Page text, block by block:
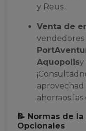
y Reus.
Venta de
vendedores
Aquopolisy
aprovechad
ahorraos las
📝 Normas de
Opcionales